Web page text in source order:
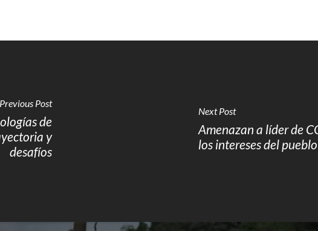
Previous Post
de
y
desafíos
Next Post
Amenazan a líder de
los intereses del